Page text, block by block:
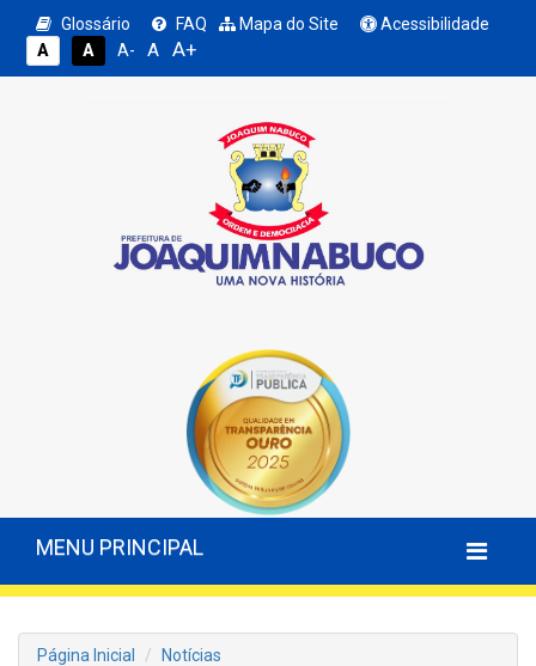
Glossário FAQ Mapa do Site
Acessibilidade
A
A A- A A+
MENU PRINCIPAL
Página Inicial
Notícias